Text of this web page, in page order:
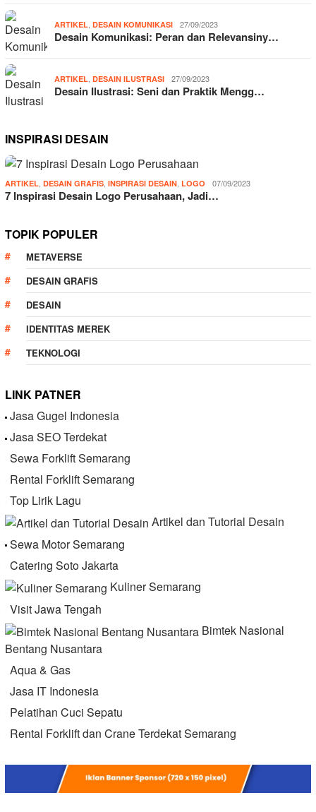
ARTIKEL, DESAIN KOMUNIKASI 27/09/2023
Desain Komunikasi: Peran dan Relevansiny…
ARTIKEL, DESAIN ILUSTRASI 27/09/2023
Desain Ilustrasi: Seni dan Praktik Mengg…
INSPIRASI DESAIN
ARTIKEL, DESAIN GRAFIS, INSPIRASI DESAIN, LOGO 07/09/2023
7 Inspirasi Desain Logo Perusahaan, Jadi…
TOPIK POPULER
METAVERSE
DESAIN GRAFIS
DESAIN
IDENTITAS MEREK
TEKNOLOGI
LINK PATNER
Jasa Gugel Indonesia
Jasa SEO Terdekat
Sewa Forklift Semarang
Rental Forklift Semarang
Top Lirik Lagu
Artikel dan Tutorial Desain
Sewa Motor Semarang
Catering Soto Jakarta
Kuliner Semarang
Visit Jawa Tengah
Bimtek Nasional
Bentang Nusantara
Aqua & Gas
Jasa IT Indonesia
Pelatihan Cuci Sepatu
Rental Forklift dan Crane Terdekat Semarang